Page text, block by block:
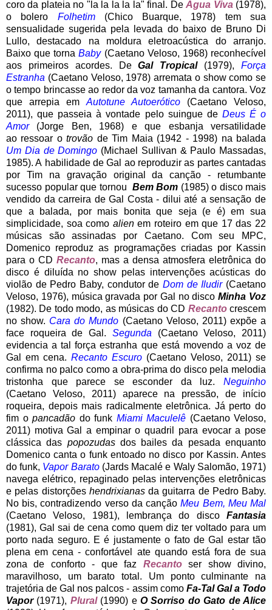
coro da plateia no "la la la la la" final. DeÁgua Viva(1978),
o bolero Folhetim(Chico Buarque, 1978) tem sua
sensualidade sugerida pela levada do baixo de Bruno Di
Lullo, destacado na moldura eletroacústica do arranjo.
Baixo que tornaBaby(Caetano Veloso, 1968) reconhecível
aos primeiros acordes. DeGal Tropical(1979),Força
Estranha (Caetano Veloso, 1978) arremata o show como se
o tempo brincasse ao redor da voz tamanha da cantora. Voz
que arrepia em Autotune Autoerótico (Caetano Veloso,
2011), que passeia à vontade pelo suingue de Deus É o
Amor(Jorge Ben, 1968) e que esbanja versatilidade
ao ressoar otrovão de Tim Maia (1942 - 1998) na balada
Um Dia de Domingo (Michael Sullivan & Paulo Massadas,
1985). A habilidade de Gal ao reproduzir as partes cantadas
por Tim na gravação original da canção - retumbante
sucesso popular que tornou Bem Bom (1985) o disco mais
vendido da carreira de Gal Costa - dilui até a sensação de
que a balada, por mais bonita que seja (e é) em sua
simplicidade, soa como alienem roteiro em que 17 das 22
músicas são assinadas por Caetano. Com seu MPC,
Domenico reproduz as programações criadas por Kassin
para o CD Recanto, mas a densa atmosfera eletrônica do
disco é diluída no show pelas intervenções acústicas do
violão de Pedro Baby, condutor de Dom de Iludir(Caetano
Veloso, 1976), música gravada por Gal no discoMinha Voz
(1982). De todo modo, as músicas do CD Recantocrescem
no show. Cara do Mundo (Caetano Veloso, 2011) expõe a
face roqueira de Gal. Segunda (Caetano Veloso, 2011)
evidencia a tal força estranha que está movendo a voz de
Gal em cena. Recanto Escuro (Caetano Veloso, 2011) se
confirma no palco como a obra-prima do disco pela melodia
tristonha que parece se esconder da luz. Neguinho
(Caetano Veloso, 2011) aparece na pressão, de início
roqueira, depois mais radicalmente eletrônica. Já perto do
fim o pancadão do funk Miami Maculelê (Caetano Veloso,
2011) motiva Gal a empinar o quadril para evocar a pose
clássica das popozudasdos bailes da pesada enquanto
Domenico canta o funk entoado no disco por Kassin. Antes
do funk, Vapor Barato(Jards Macalé e Waly Salomão, 1971)
navega elétrico, repaginado pelas intervenções eletrônicas
e pelas distorções hendrixianasda guitarra de Pedro Baby.
No bis, contradizendo verso da cançãoMeu Bem, Meu Mal
(Caetano Veloso, 1981), lembrança do disco Fantasia
(1981), Gal sai de cena como quem diz ter voltado para um
porto nada seguro. E é justamente o fato de Gal estar tão
plena em cena - confortável ate quando está fora de sua
zona de conforto - que faz Recantoser show divino,
maravilhoso, um barato total. Um ponto culminante na
trajetória de Gal nos palcos - assim como Fa-Tal Gal a Todo
Vapor(1971), Plural (1990) eO Sorriso do Gato de Alice